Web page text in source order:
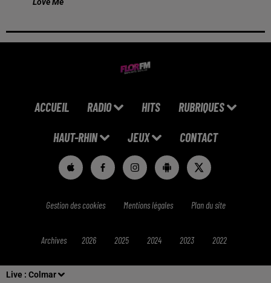
Live : Colmar
ACCUEIL RADIO HITS RUBRIQUES
HAUT-RHIN JEUX CONTACT
Gestion des cookies Mentions légales Plan du site
Archives 2026 2025 2024 2023 2022